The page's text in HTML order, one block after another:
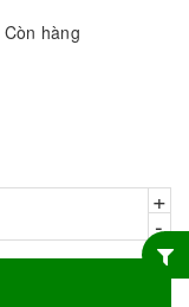
Còn hàng
+
-